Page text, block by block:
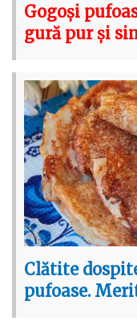
Gogoși
gură pur și
Clătite
pufoase.